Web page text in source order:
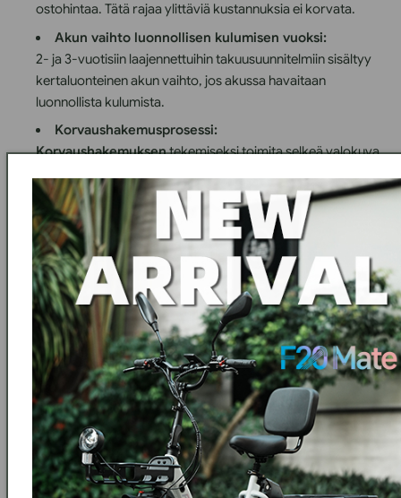
ostohintaa. Tätä rajaa ylittäviä kustannuksia ei korvata.
Akun vaihto luonnollisen kulumisen vuoksi:
2- ja 3-vuotisiin laajennettuihin takuusuunnitelmiin sisältyy
kertaluonteinen akun vaihto, jos akussa havaitaan
luonnollista kulumista.
Korvaushakemusprosessi:
Korvaushakemuksentekemiseksi toimita selkeä valokuva
tukee hakemustasi.
Kattava tietopaketti:
2- ja 3-vuotiset laajennetut takuupaketit kattavat kaikki
tuotteeseen liittyvät ongelmat takuuaikana, lukuun
ottamatta varkauksia. Korvaus rajoittuu alkuperäiseen
ostohintaan, eikä ylimääräisiä kustannuksia korvata. Jos
tuotteesi on hyvässä kunnossa toimituksen yhteydessä,
voit ostaa laajennetun takuun 60 päivän kuluessa
alkuperäisestä ostopäivästä. Tämän määräajan jälkeen
laajennettuja takuupaketteja ei enää ole saatavilla.
Poikkeukset:
1. Varkaus (ei kuulu minkään vakuutuksen piiriin)
2. Korvausrajan ylittävät kustannukset